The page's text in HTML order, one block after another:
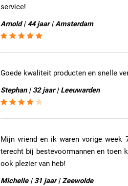
service!
Arnold | 44 jaar | Amsterdam
Goede kwaliteit producten en snelle
Stephan | 32 jaar | Leeuwarden
Mijn vriend en ik waren vorige
terecht bij bestevoormannen en toen
ook plezier van heb!
Michelle | 31 jaar | Zeewolde